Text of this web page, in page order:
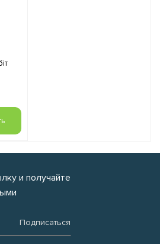
и получайте
Подписаться